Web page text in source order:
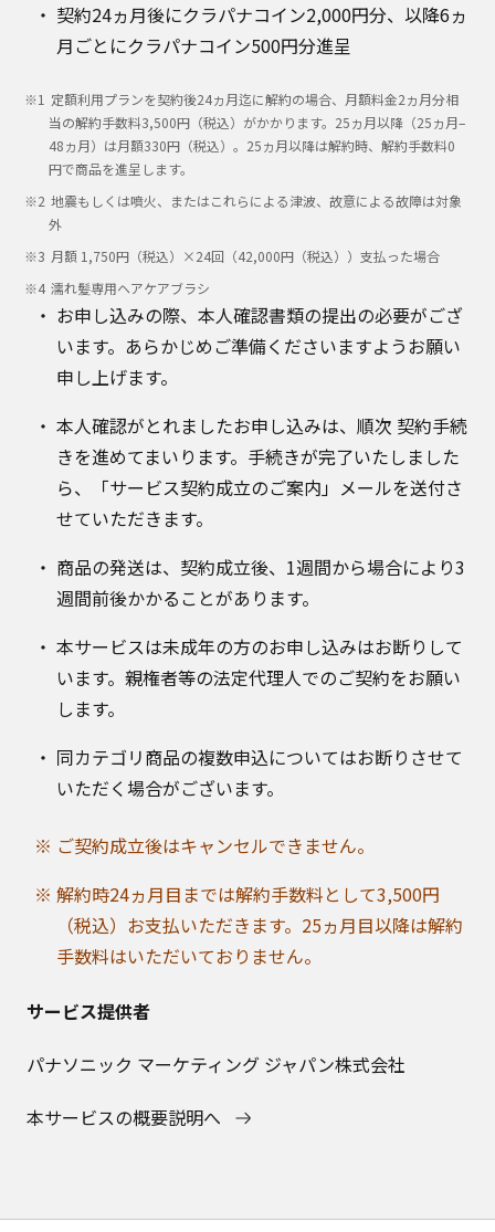
契約24ヵ月後にクラパナコイン2,000円分、以降6ヵ
月ごとにクラパナコイン500円分進呈
定額利用プランを契約後24ヵ月迄に解約の場合、月額料金2ヵ月分相
当の解約手数料3,500円（税込）がかかります。25ヵ月以降（25ヵ月–
48ヵ月）は月額330円（税込）。25ヵ月以降は解約時、解約手数料0
円で商品を進呈します。
地震もしくは噴火、またはこれらによる津波、故意による故障は対象
外
月額 1,750円（税込）×24回（42,000円（税込））支払った場合
濡れ髪専用ヘアケアブラシ
お申し込みの際、本人確認書類の提出の必要がござ
います。あらかじめご準備くださいますようお願い
申し上げます。
本人確認がとれましたお申し込みは、順次 契約手続
きを進めてまいります。手続きが完了いたしました
ら、「サービス契約成立のご案内」メールを送付さ
せていただきます。
商品の発送は、契約成立後、1週間から場合により3
週間前後かかることがあります。
本サービスは未成年の方のお申し込みはお断りして
います。親権者等の法定代理人でのご契約をお願い
します。
同カテゴリ商品の複数申込についてはお断りさせて
いただく場合がございます。
ご契約成立後はキャンセルできません。
解約時24ヵ月目までは解約手数料として3,500円
（税込）お支払いただきます。25ヵ月目以降は解約
手数料はいただいておりません。
サービス提供者
パナソニック マーケティング ジャパン株式会社
本サービスの概要説明へ